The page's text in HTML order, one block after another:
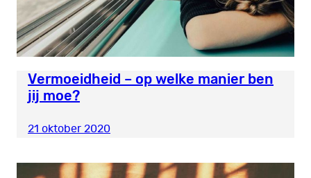
Vermoeidheid – op welke manier ben
jij moe?
21 oktober 2020